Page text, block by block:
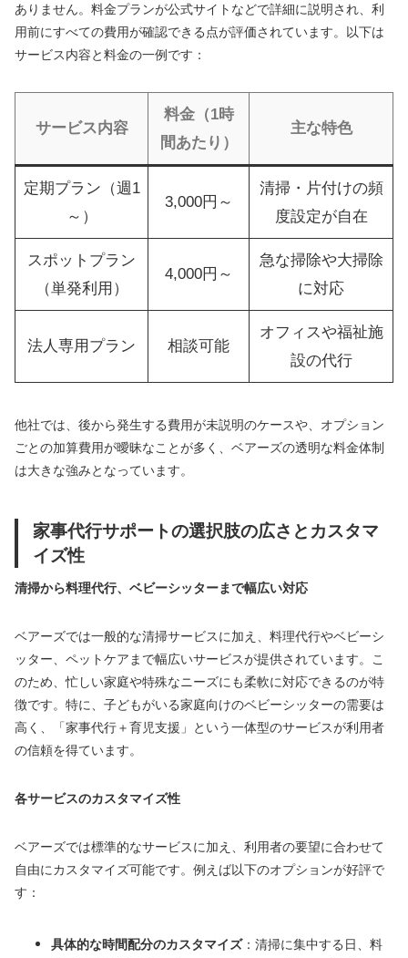
ありません。料金プランが公式サイトなどで詳細に説明され、利
用前にすべての費用が確認できる点が評価されています。以下は
サービス内容と料金の一例です：
サービス内容
料金（1時
間あたり）
主な特色
定期プラン（週1
～）
3,000円～
清掃・片付けの頻
度設定が自在
スポットプラン
（単発利用）
4,000円～
急な掃除や大掃除
に対応
法人専用プラン 相談可能
オフィスや福祉施
設の代行
他社では、後から発生する費用が未説明のケースや、オプション
ごとの加算費用が曖昧なことが多く、ベアーズの透明な料金体制
は大きな強みとなっています。
家事代行サポートの選択肢の広さとカスタマ
イズ性
清掃から料理代行、ベビーシッターまで幅広い対応
ベアーズでは一般的な清掃サービスに加え、料理代行やベビーシ
ッター、ペットケアまで幅広いサービスが提供されています。こ
のため、忙しい家庭や特殊なニーズにも柔軟に対応できるのが特
徴です。特に、子どもがいる家庭向けのベビーシッターの需要は
高く、「家事代行＋育児支援」という一体型のサービスが利用者
の信頼を得ています。
各サービスのカスタマイズ性
ベアーズでは標準的なサービスに加え、利用者の要望に合わせて
自由にカスタマイズ可能です。例えば以下のオプションが好評で
す：
具体的な時間配分のカスタマイズ：清掃に集中する日、料